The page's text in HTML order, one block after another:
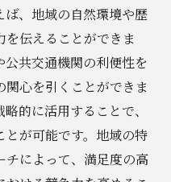
、地域の自然環境や歴
を伝えることができま
共交通機関の利便性を
心を引くことができま
的に活用することで、
が可能です。地域の特
チによって、満足度の高